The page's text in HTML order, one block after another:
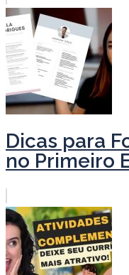
Dicas para
no Primeiro